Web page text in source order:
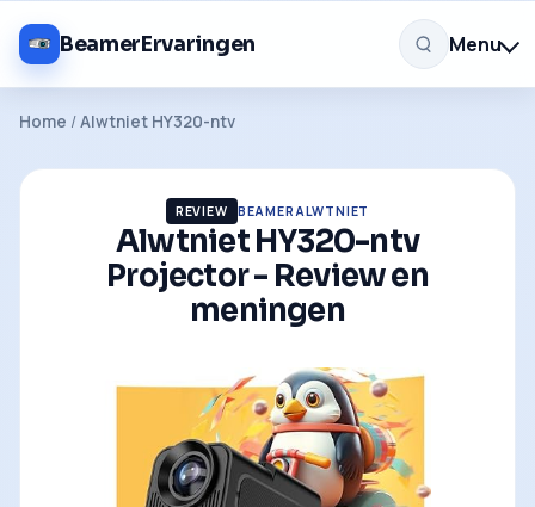
BeamerErvaringen Menu
Home /Alwtniet HY320-ntv
REVIEW BEAMERALWTNIET
Alwtniet HY320-ntv
Projector - Review en
meningen